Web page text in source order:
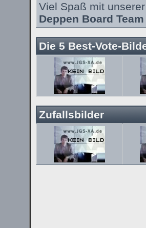
Viel Spaß mit
Deppen Board Team
Die 5 Best-Vote-
Zufallsbilder